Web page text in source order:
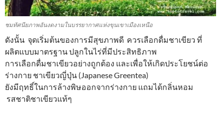
ชมทัศนียภาพอันงดงามในบรรยากาศแห่งขุนเขาเมืองเหนือ
ดังนั้น จุดเริ่มต้นของการมีสุขภาพดี ควรเลือกดื่มชาเขียว ที่
ผลิตแบบมาตรฐาน ปลูกในไร่ที่มีประสิทธิภาพ
การเลือกดื่มชาเขียวอย่างถูกต้อง และเพื่อให้เกิดประโยชน์ต่อ
ร่างกาย ชาเขียวญี่ปุ่น (Japanese Greentea)
ยังมีฤทธิ์ในการล้างพิษออกจากร่างกาย แถมได้กลิ่นหอม
รสชาติชาเขียวแท้ๆ